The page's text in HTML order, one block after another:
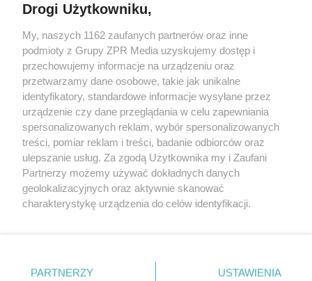
Żaden utwór zamieszczony w serwisie nie może być powielany i
rozpowszechniany lub dalej rozpowszechniany w jakikolwiek sposób
(w tym także elektroniczny lub mechaniczny) na jakimkolwiek polu
eksploatacji w jakiejkolwiek formie, włącznie z umieszczaniem w
Internecie bez pisemnej zgody właściciela praw. Jakiekolwiek użycie
lub wykorzystanie utworów w całości lub w części z naruszeniem
prawa, tzn. bez właściwej zgody, jest zabronione pod groźbą kary i
może być ścigane prawnie.
O nas
Nasze serwisy
Drogi Użytkowniku,
My, naszych 1162 zaufanych partnerów oraz inne
podmioty z Grupy ZPR Media uzyskujemy dostęp i
przechowujemy informacje na urządzeniu oraz
przetwarzamy dane osobowe, takie jak unikalne
identyfikatory, standardowe informacje wysyłane przez
urządzenie czy dane przeglądania w celu zapewniania
spersonalizowanych reklam, wybór spersonalizowanych
treści, pomiar reklam i treści, badanie odbiorców oraz
ulepszanie usług. Za zgodą Użytkownika my i Zaufani
Partnerzy możemy używać dokładnych danych
geolokalizacyjnych oraz aktywnie skanować
charakterystykę urządzenia do celów identyfikacji.
zmienić/wycofać klikając przycisk ustawień prywatności
PARTNERZY USTAWIENIA